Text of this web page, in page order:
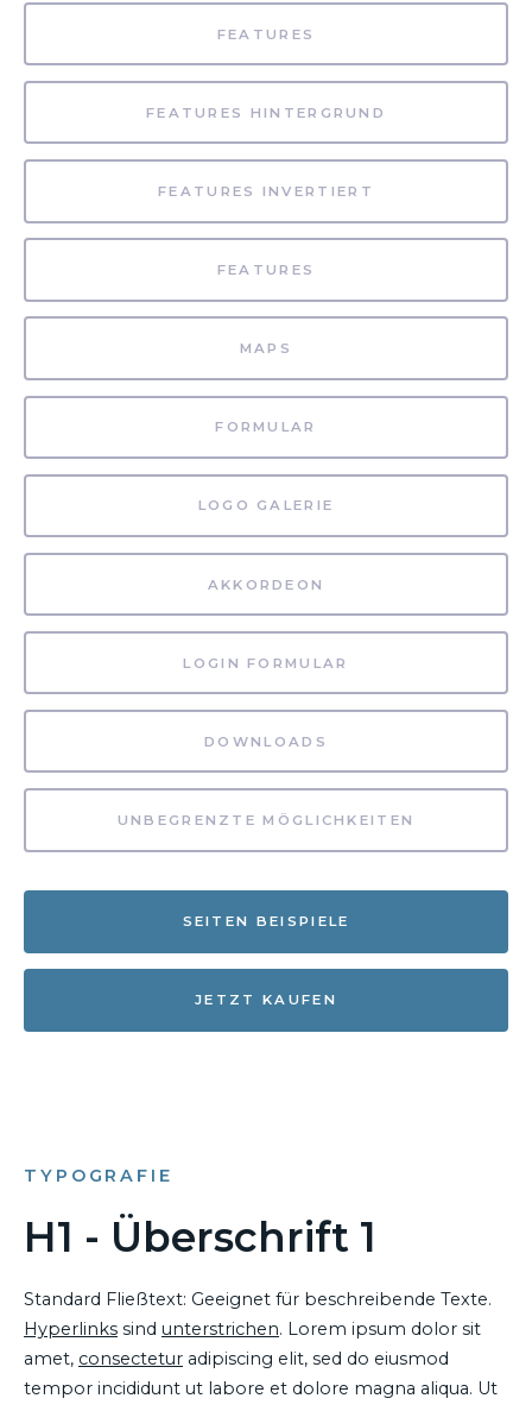
FEATURES
FEATURES HINTERGRUND
FEATURES INVERTIERT
FEATURES
MAPS
FORMULAR
LOGO GALERIE
AKKORDEON
LOGIN FORMULAR
DOWNLOADS
UNBEGRENZTE MÖGLICHKEITEN
SEITEN BEISPIELE
JETZT KAUFEN
TYPOGRAFIE
H1 - Überschrift 1
Standard Fließtext: Geeignet für beschreibende Texte.
Hyperlinks sind unterstrichen. Lorem ipsum dolor sit
amet, consectetur adipiscing elit, sed do eiusmod
tempor incididunt ut labore et dolore magna aliqua. Ut